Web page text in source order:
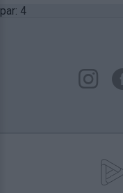
par: 4